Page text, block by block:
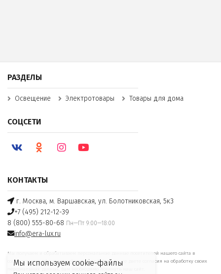
Мы используем cookie-файлы
КОНТАКТЫ
г. Москва, м. Варшавская, ул. Болотниковская, 5к3
+7 (495) 212-12-39
8 (800) 555-80-68 Пн—Пт 9:00—18:00
info@era-lux.ru
Мы получаем и обрабатываем персональные данные посетителей нашего сайта в
соответствии софициальной политикой. Если вы не даете согласия на обработку своих
персональных данных, Вам необходимо покинуть наш сайт.
РАЗДЕЛЫ
Освещение Электротовары Товары для дома
СОЦСЕТИ